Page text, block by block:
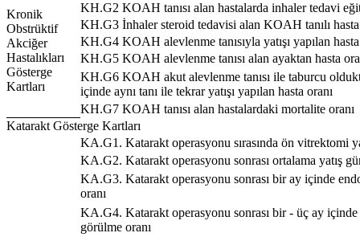
Kronik
Obstrüktif
Akciğer
Hastalıkları
Gösterge
Kartları
KH.G2 KOAH tanısı alan hastalarda inhaler tedavi
KH.G3 İnhaler steroid tedavisi alan KOAH tanılı hasta
KH.G4 KOAH alevlenme tanısıyla yatışı yapılan hasta
KH.G5 KOAH alevlenme tanısı alan ayaktan hasta
KH.G6 KOAH akut alevlenme tanısı ile taburcu
içinde aynı tanı ile tekrar yatışı yapılan hasta oranı
KH.G7 KOAH tanısı alan hastalardaki mortalite oranı
Katarakt Gösterge Kartları
KA.G1. Katarakt operasyonu sırasında ön vitrektomi
KA.G2. Katarakt operasyonu sonrası ortalama yatış
KA.G3. Katarakt operasyonu sonrası bir ay içinde
oranı
KA.G4. Katarakt operasyonu sonrası bir - üç ay
görülme oranı